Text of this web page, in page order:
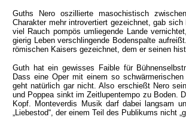
Guths Nero oszillierte masochistisch
Charakter mehr introvertiert gezeichnet, gab
viel Rauch pompös umliegende Lande
gierig Leben verschlingende Bodenspalte
römischen Kaisers gezeichnet, dem er seinen
Guth hat ein gewisses Faible für
Dass eine Oper mit einem so
geht natürlich gar nicht. Also erschießt Nero
und Poppea sinkt im Zeitlupentempo zu Boden.
Kopf. Monteverdis Musik darf dabei langsam
„Liebestod“, der einem Teil des Publikums nicht